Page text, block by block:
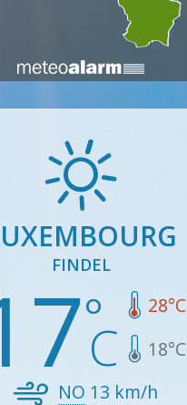
FINDEL
28°C
18°C
NO 13 km/h